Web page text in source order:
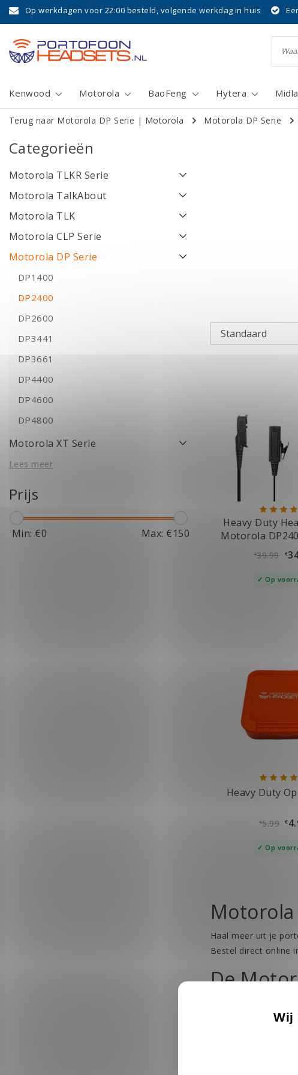
Op werkdagen voor 22:00 besteld, volgende werkdag in huis
Kenwood Motorola BaoFeng Hytera
Terug naar Motorola DP Serie | Motorola Motorola DP Serie
Categorieën
Motorola TLKR Serie
Motorola TalkAbout
Motorola TLK
Motorola CLP Serie
Motorola DP Serie
DP1400
DP2400
DP2600
DP3441
DP3661
DP4400
DP4600
DP4800
Motorola XT Serie
Lees meer
Prijs
Min: €0 Max: €150
Heavy Duty
Motorola
€39.99 €
Op
Heavy Duty
€5.99 €
Op
Motorola
Haal meer uit je
Bestel direct online
De
De Motorola
om je collega’s
Motorola DP2400
echter onmogelijk
de meest
Wij